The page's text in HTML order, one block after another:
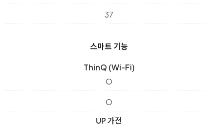
37
스마트 기능
ThinQ (Wi-Fi)
O
O
UP 가전